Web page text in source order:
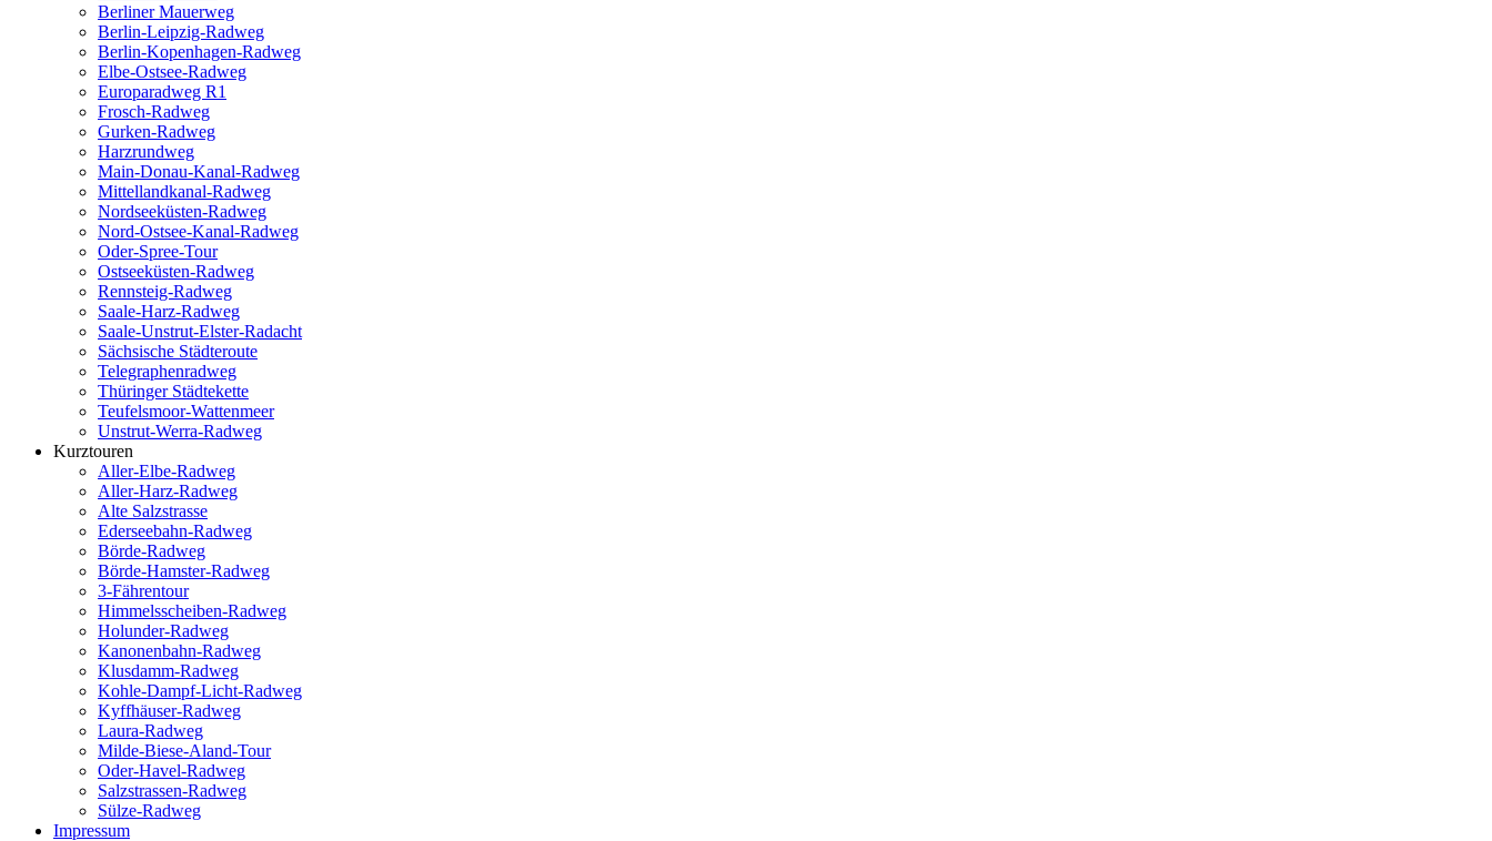
Berliner Mauerweg
Berlin-Leipzig-Radweg
Berlin-Kopenhagen-Radweg
Elbe-Ostsee-Radweg
Europaradweg R1
Frosch-Radweg
Gurken-Radweg
Harzrundweg
Main-Donau-Kanal-Radweg
Mittellandkanal-Radweg
Nordseeküsten-Radweg
Nord-Ostsee-Kanal-Radweg
Oder-Spree-Tour
Ostseeküsten-Radweg
Rennsteig-Radweg
Saale-Harz-Radweg
Saale-Unstrut-Elster-Radacht
Sächsische Städteroute
Telegraphenradweg
Thüringer Städtekette
Teufelsmoor-Wattenmeer
Unstrut-Werra-Radweg
Kurztouren
Aller-Elbe-Radweg
Aller-Harz-Radweg
Alte Salzstrasse
Ederseebahn-Radweg
Börde-Radweg
Börde-Hamster-Radweg
3-Fährentour
Himmelsscheiben-Radweg
Holunder-Radweg
Kanonenbahn-Radweg
Klusdamm-Radweg
Kohle-Dampf-Licht-Radweg
Kyffhäuser-Radweg
Laura-Radweg
Milde-Biese-Aland-Tour
Oder-Havel-Radweg
Salzstrassen-Radweg
Sülze-Radweg
Impressum